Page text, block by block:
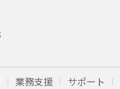
業務支援 サポート